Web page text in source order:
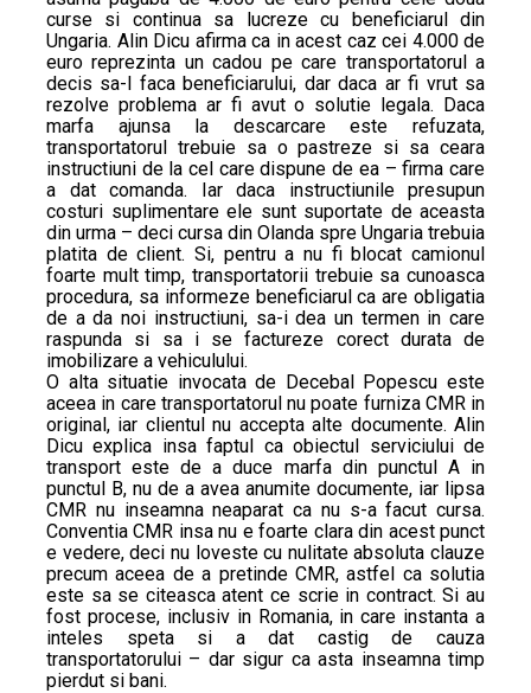
curse si continua sa lucreze cu beneficiarul din
Ungaria. Alin Dicu afirma ca in acest caz cei 4.000 de
euro reprezinta un cadou pe care transportatorul a
decis sa-l faca beneficiarului, dar daca ar fi vrut sa
rezolve problema ar fi avut o solutie legala. Daca
marfa ajunsa la descarcare este refuzata,
transportatorul trebuie sa o pastreze si sa ceara
instructiuni de la cel care dispune de ea – firma care
a dat comanda. Iar daca instructiunile presupun
costuri suplimentare ele sunt suportate de aceasta
din urma – deci cursa din Olanda spre Ungaria trebuia
platita de client. Si, pentru a nu fi blocat camionul
foarte mult timp, transportatorii trebuie sa cunoasca
procedura, sa informeze beneficiarul ca are obligatia
de a da noi instructiuni, sa-i dea un termen in care
raspunda si sa i se factureze corect durata de
imobilizare a vehiculului.
O alta situatie invocata de Decebal Popescu este
aceea in care transportatorul nu poate furniza CMR in
original, iar clientul nu accepta alte documente. Alin
Dicu explica insa faptul ca obiectul serviciului de
transport este de a duce marfa din punctul A in
punctul B, nu de a avea anumite documente, iar lipsa
CMR nu inseamna neaparat ca nu s-a facut cursa.
Conventia CMR insa nu e foarte clara din acest punct
e vedere, deci nu loveste cu nulitate absoluta clauze
precum aceea de a pretinde CMR, astfel ca solutia
este sa se citeasca atent ce scrie in contract. Si au
fost procese, inclusiv in Romania, in care instanta a
inteles speta si a dat castig de cauza
transportatorului – dar sigur ca asta inseamna timp
pierdut si bani.